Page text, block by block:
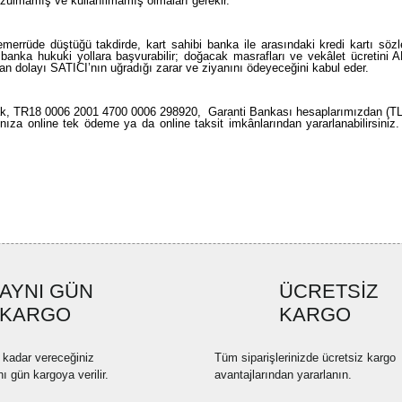
düştüğü takdirde, kart sahibi banka ile arasındaki kredi kartı
hukuki yollara başvurabilir; doğacak masrafları ve vekâlet ücretini
SATICI’nın uğradığı zarar ve ziyanını ödeyeceğini kabul eder.
0006 2001 4700 0006 298920, Garanti Bankası hesaplarımızdan
online tek ödeme ya da online taksit imkânlarından
GÜN
vereceğiniz
gün kargoya verilir.
ÜCRETSİZ
KARGO
Tüm siparişlerinizde ücretsiz kargo
avantajlarından yararlanın.